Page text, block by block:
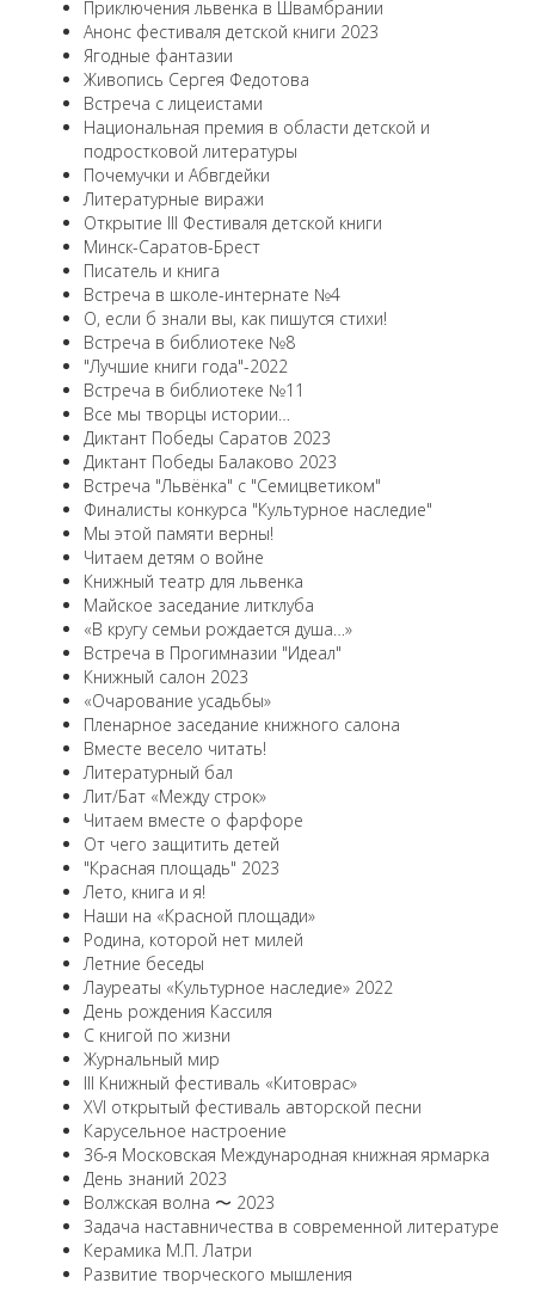
Приключения львенка в Швамбрании
Анонс фестиваля детской книги 2023
Ягодные фантазии
Живопись Сергея Федотова
Встреча с лицеистами
Национальная премия в области детской и
подростковой литературы
Почемучки и Абвгдейки
Литературные виражи
Открытие III Фестиваля детской книги
Минск-Саратов-Брест
Писатель и книга
Встреча в школе-интернате №4
О, если б знали вы, как пишутся стихи!
Встреча в библиотеке №8
"Лучшие книги года"-2022
Встреча в библиотеке №11
Все мы творцы истории…
Диктант Победы Саратов 2023
Диктант Победы Балаково 2023
Встреча "Львёнка" с "Семицветиком"
Финалисты конкурса "Культурное наследие"
Мы этой памяти верны!
Читаем детям о войне
Книжный театр для львенка
Майское заседание литклуба
«В кругу семьи рождается душа…»
Встреча в Прогимназии "Идеал"
Книжный салон 2023
«Очарование усадьбы»
Пленарное заседание книжного салона
Вместе весело читать!
Литературный бал
Лит/Бат «Между строк»
Читаем вместе о фарфоре
От чего защитить детей
"Красная площадь" 2023
Лето, книга и я!
Наши на «Красной площади»
Родина, которой нет милей
Летние беседы
Лауреаты «Культурное наследие» 2022
День рождения Кассиля
С книгой по жизни
Журнальный мир
III Книжный фестиваль «Китоврас»
ХVI открытый фестиваль авторской песни
Карусельное настроение
36-я Московская Международная книжная ярмарка
День знаний 2023
Волжская волна 〜 2023
Задача наставничества в современной литературе
Керамика М.П. Латри
Развитие творческого мышления